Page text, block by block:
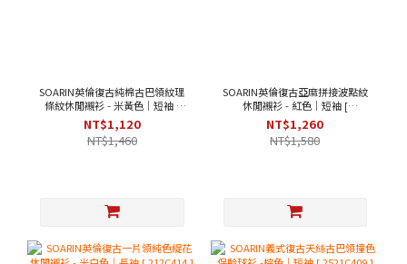
SOARIN英倫復古純棉古巴領紋理
條紋休閒襯衫 - 米黃色｜短袖 [
242TC278 ]
NT$1,120
NT$1,460
SOARIN英倫復古亞麻拼接波點紋
休閒襯衫 - 紅色｜短袖 [
2426C285 ]
NT$1,260
NT$1,580